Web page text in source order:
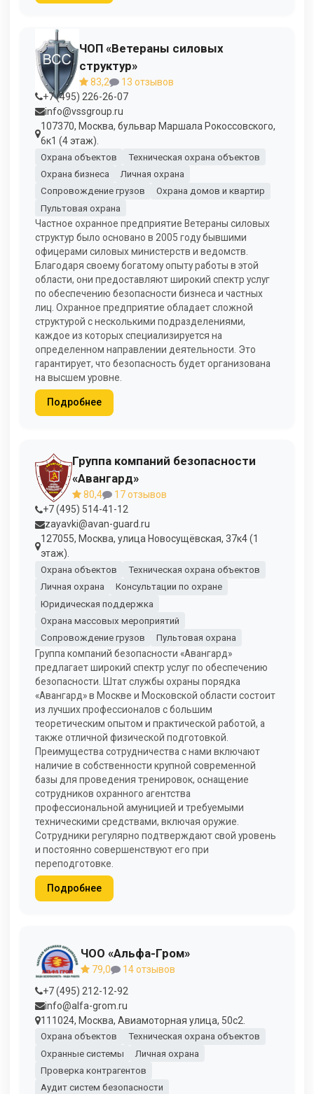
ЧОП «Ветераны силовых
структур»
83,2
13 отзывов
+7 (495) 226-26-07
info@vssgroup.ru
107370, Москва, бульвар Маршала Рокоссовского,
6к1 (4 этаж).
Охрана объектов
Техническая охрана объектов
Охрана бизнеса
Личная охрана
Сопровождение грузов
Охрана домов и квартир
Пультовая охрана
Частное охранное предприятие Ветераны силовых
структур было основано в 2005 году бывшими
офицерами силовых министерств и ведомств.
Благодаря своему богатому опыту работы в этой
области, они предоставляют широкий спектр услуг
по обеспечению безопасности бизнеса и частных
лиц. Охранное предприятие обладает сложной
структурой с несколькими подразделениями,
каждое из которых специализируется на
определенном направлении деятельности. Это
гарантирует, что безопасность будет организована
на высшем уровне.
Подробнее
Группа компаний безопасности
«Авангард»
80,4
17 отзывов
+7 (495) 514-41-12
zayavki@avan-guard.ru
127055, Москва, улица Новосущёвская, 37к4 (1
этаж).
Охрана объектов
Техническая охрана объектов
Личная охрана
Консультации по охране
Юридическая поддержка
Охрана массовых мероприятий
Сопровождение грузов
Пультовая охрана
Группа компаний безопасности «Авангард»
предлагает широкий спектр услуг по обеспечению
безопасности. Штат службы охраны порядка
«Авангард» в Москве и Московской области состоит
из лучших профессионалов с большим
теоретическим опытом и практической работой, а
также отличной физической подготовкой.
Преимущества сотрудничества с нами включают
наличие в собственности крупной современной
базы для проведения тренировок, оснащение
сотрудников охранного агентства
профессиональной амуницией и требуемыми
техническими средствами, включая оружие.
Сотрудники регулярно подтверждают свой уровень
и постоянно совершенствуют его при
переподготовке.
Подробнее
ЧОО «Альфа-Гром»
79,0
14 отзывов
+7 (495) 212-12-92
info@alfa-grom.ru
111024, Москва, Авиамоторная улица, 50с2.
Охрана объектов
Техническая охрана объектов
Охранные системы
Личная охрана
Проверка контрагентов
Аудит систем безопасности